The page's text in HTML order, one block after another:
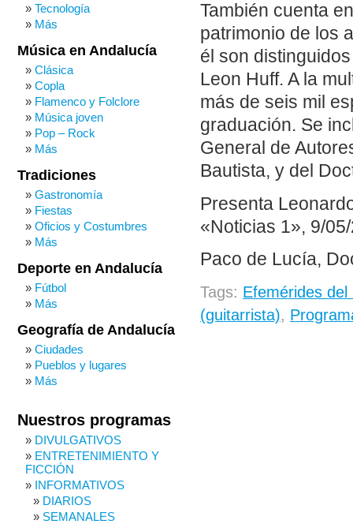
También cuenta
patrimonio de los
él son
Leon Huff. A la
más de seis mil
graduación. Se
General de
Bautista, y del
Presenta
«Noticias 1», 9/
Paco de Lucía,
Tags: Efemérides
(guitarrista),
Tecnología
Más
Música en Andalucía
Clásica
Copla
Flamenco y Folclore
Música joven
Pop – Rock
Más
Tradiciones
Gastronomía
Fiestas
Oficios y Costumbres
Más
Deporte en Andalucía
Fútbol
Más
Geografía de Andalucía
Ciudades
Pueblos y lugares
Más
Nuestros programas
DIVULGATIVOS
ENTRETENIMIENTO Y
FICCIÓN
INFORMATIVOS
DIARIOS
SEMANALES